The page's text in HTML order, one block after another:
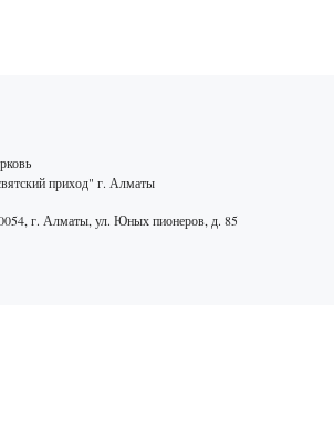
приход" г. Алматы
г. Алматы, ул. Юных пионеров, д. 85